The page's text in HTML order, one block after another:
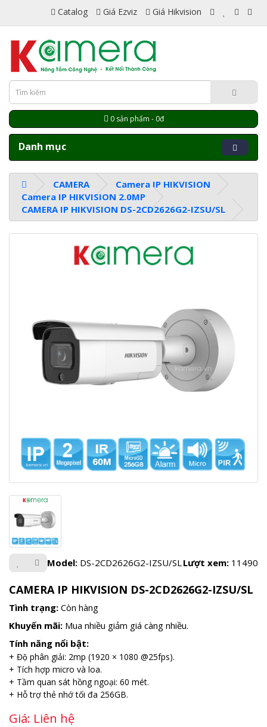
Catalog Giá Ezviz Giá Hikvision
0 sản phẩm - 0đ
Danh mục
CAMERA
Camera IP HIKVISION
Camera IP HIKVISION 2.0MP
CAMERA IP HIKVISION DS-2CD2626G2-IZSU/SL
Model: DS-2CD2626G2-IZSU/SL Lượt xem: 11490
CAMERA IP HIKVISION DS-2CD2626G2-IZSU/SL
Tình trạng: Còn hàng
Khuyến mãi: Mua nhiều giảm giá càng nhiều.
Tính năng nổi bật:
+ Độ phân giải: 2mp (1920 × 1080 @25fps).
+ Tích hợp micro và loa.
+ Tầm quan sát hồng ngoại: 60 mét.
+ Hỗ trợ thẻ nhớ tối đa 256GB.
Giá: Liên hệ